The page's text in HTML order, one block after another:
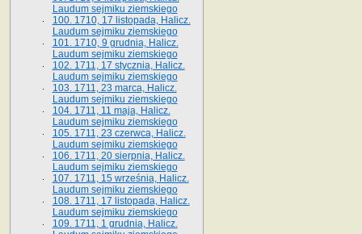
Laudum sejmiku ziemskiego
100. 1710, 17 listopada, Halicz.
Laudum sejmiku ziemskiego
101. 1710, 9 grudnia, Halicz.
Laudum sejmiku ziemskiego
102. 1711, 17 stycznia, Halicz.
Laudum sejmiku ziemskiego
103. 1711, 23 marca, Halicz.
Laudum sejmiku ziemskiego
104. 1711, 11 maja, Halicz.
Laudum sejmiku ziemskiego
105. 1711, 23 czerwca, Halicz.
Laudum sejmiku ziemskiego
106. 1711, 20 sierpnia, Halicz.
Laudum sejmiku ziemskiego
107. 1711, 15 września, Halicz.
Laudum sejmiku ziemskiego
108. 1711, 17 listopada, Halicz.
Laudum sejmiku ziemskiego
109. 1711, 1 grudnia, Halicz.